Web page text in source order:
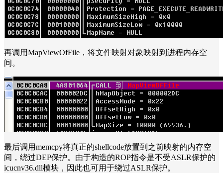
再调用MapViewOfFile，将文件映射对象映射到进程内存空
间。
最后调用memcpy将真正的shellcode放置到之前映射的内存空
间，绕过DEP保护。由于构造的ROP指令是不受ASLR保护的
icucnv36.dll模块，因此也可用于绕过ASLR保护。